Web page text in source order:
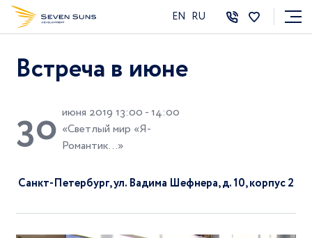
EN RU
Встреча в июне
30 июня 2019 13:00 - 14:00
«Светлый мир «Я-
Романтик...»
Санкт-Петербург, ул. Вадима Шефнера, д. 10, корпус 2